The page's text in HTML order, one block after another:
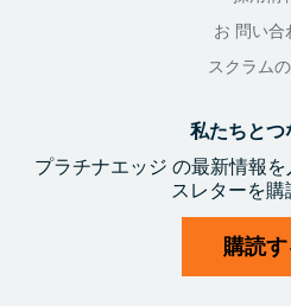
お 問い合
スクラム
私たちとつ
プラチナエッジ の最新情報を
スレターを購
購読す